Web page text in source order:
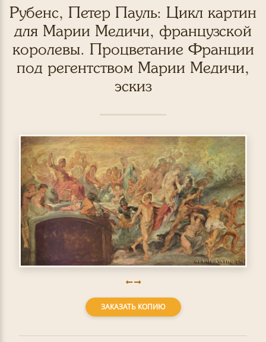
Рубенс, Петер Пауль: Цикл картин
для Марии Медичи, французской
королевы. Процветание Франции
под регентством Марии Медичи,
эскиз
ЗАКАЗАТЬ КОПИЮ